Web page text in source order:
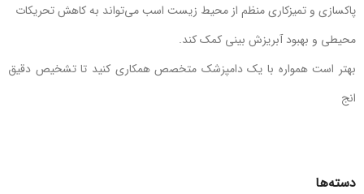
پاکسازی و تمیزکاری منظم از محیط زیست اسب می‌تواند به کاهش تحریکات
محیطی و بهبود آبریزش بینی کمک کند.
بهتر است همواره با یک دامپزشک متخصص همکاری کنید تا تشخیص دقیق
انج
دسته‌ها